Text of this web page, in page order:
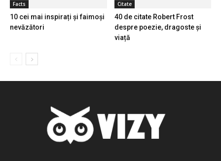
Facts
10 cei mai inspirați și faimoși
nevăzători
Citate
40 de citate Robert Frost
despre poezie, dragoste și
viață